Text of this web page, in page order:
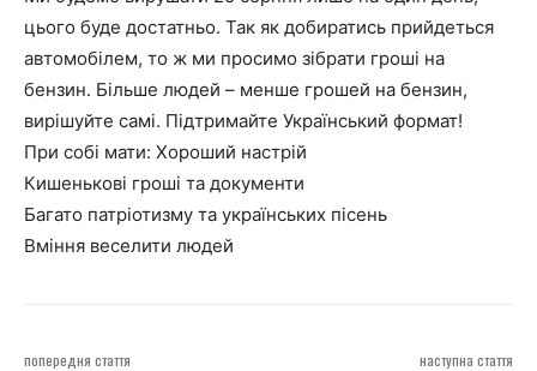
цього буде достатньо. Так як добиратись прийдеться
автомобілем, то ж ми просимо зібрати гроші на
бензин. Більше людей – менше грошей на бензин,
вирішуйте самі. Підтримайте Український формат!
При собі мати: Хороший настрій
Кишенькові гроші та документи
Багато патріотизму та українських пісень
Вміння веселити людей
попередня стаття наступна стаття